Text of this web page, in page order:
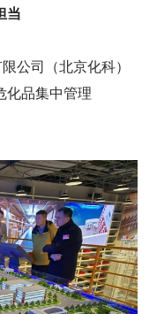
当
公司（北京化科）
化品集中管理